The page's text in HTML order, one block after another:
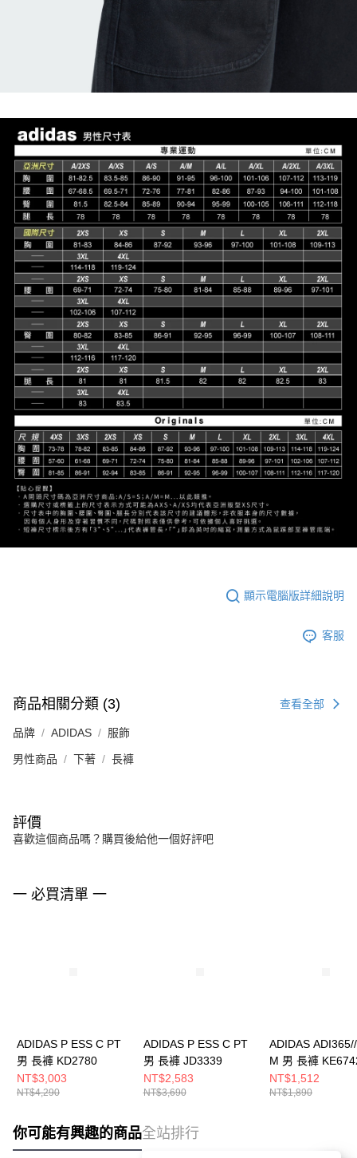
顯示電腦版詳細說明
客服
商品相關分類 (3) 查看全部
品牌 ADIDAS 服飾
男性商品 下著 長褲
評價
喜歡這個商品嗎？購買後給他一個好評吧
一 必買清單 一
ADIDAS P ESS C PT
男 長褲 KD2780
NT$3,003
NT$4,290
ADIDAS P ESS C PT
男 長褲 JD3339
NT$2,583
NT$3,690
ADIDAS
M 男 長褲
NT$1,512
NT$1,890
你可能有興趣的商品全站排行